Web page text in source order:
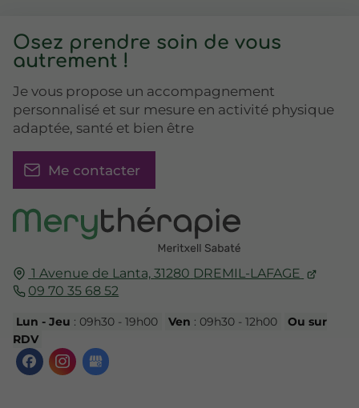
1 Avenue de Lanta, 31280 DREMIL-LAFAGE
09 70 35 68 52
Lun - Jeu : 09h30 - 19h00 Ven : 09h30 - 12h00
Ou sur
RDV
Osez prendre soin de vous
autrement !
Je vous propose un accompagnement
personnalisé et sur mesure en activité physique
adaptée, santé et bien être
Me contacter